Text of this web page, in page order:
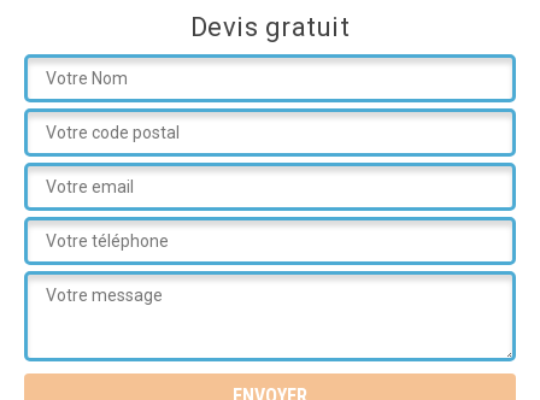
Devis gratuit